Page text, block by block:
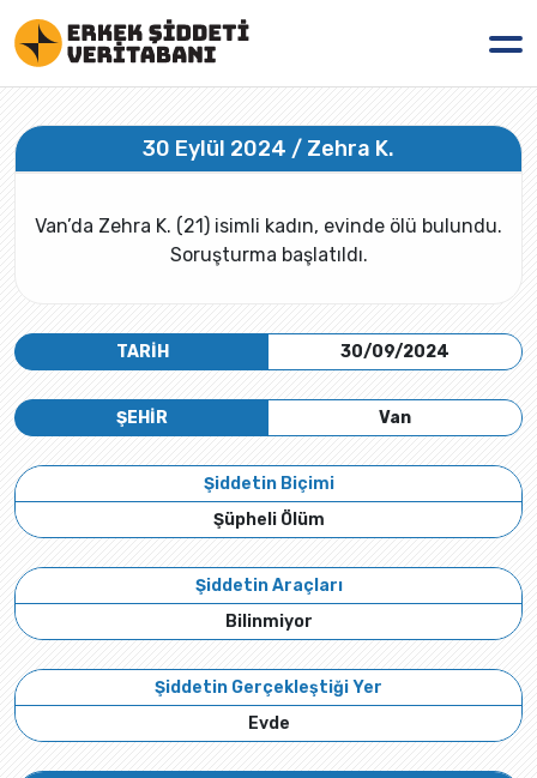
30 Eylül 2024 / Zehra K.
Van’da Zehra K. (21) isimli kadın, evinde ölü bulundu.
Soruşturma başlatıldı.
TARİH 30/09/2024
Van
ŞEHİR
Şiddetin Biçimi
Şüpheli Ölüm
Şiddetin Araçları
Bilinmiyor
Şiddetin Gerçekleştiği Yer
Evde